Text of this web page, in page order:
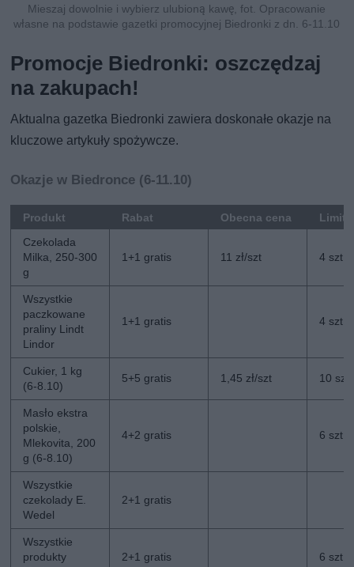
Mieszaj dowolnie i wybierz ulubioną kawę, fot. Opracowanie
własne na podstawie gazetki promocyjnej Biedronki z dn. 6-11.10
Promocje Biedronki: oszczędzaj
na zakupach!
Aktualna gazetka Biedronki zawiera doskonałe okazje na
kluczowe artykuły spożywcze.
Okazje w Biedronce (6-11.10)
Produkt Rabat Obecna cena
Limit
Czekolada
Milka, 250-300
g
1+1 gratis 11 zł/szt 4 szt
Wszystkie
paczkowane
praliny Lindt
Lindor
1+1 gratis 4 szt
Cukier, 1 kg
(6-8.10)
5+5 gratis 1,45 zł/szt 10 szt
Masło ekstra
polskie,
Mlekovita, 200
g (6-8.10)
4+2 gratis 6 szt
Wszystkie
czekolady E.
Wedel
2+1 gratis
Wszystkie
produkty
2+1 gratis 6 szt